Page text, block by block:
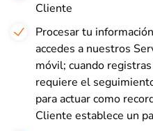
Cliente
Procesar tu
accedes a nuestros
móvil; cuando
requiere el
para actuar como
Cliente establece un